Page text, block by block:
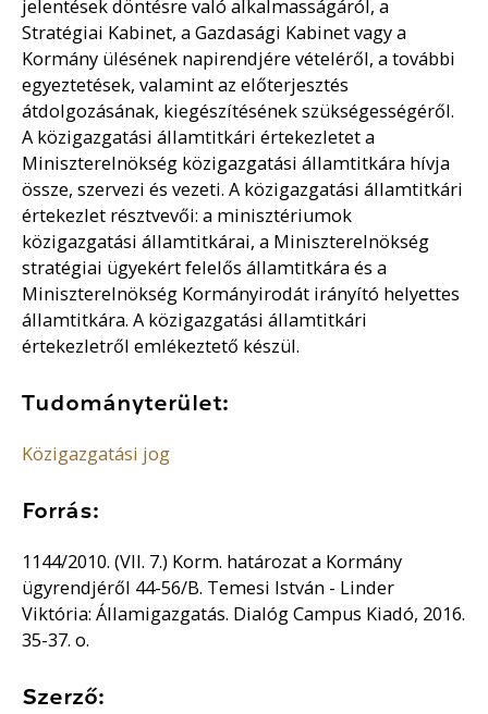
jelentések döntésre való alkalmasságáról, a
Stratégiai Kabinet, a Gazdasági Kabinet vagy a
Kormány ülésének napirendjére vételéről, a további
egyeztetések, valamint az előterjesztés
átdolgozásának, kiegészítésének szükségességéről.
A közigazgatási államtitkári értekezletet a
Miniszterelnökség közigazgatási államtitkára hívja
össze, szervezi és vezeti. A közigazgatási államtitkári
értekezlet résztvevői: a minisztériumok
közigazgatási államtitkárai, a Miniszterelnökség
stratégiai ügyekért felelős államtitkára és a
Miniszterelnökség Kormányirodát irányító helyettes
államtitkára. A közigazgatási államtitkári
értekezletről emlékeztető készül.
Tudományterület:
Közigazgatási jog
Forrás:
1144/2010. (VII. 7.) Korm. határozat a Kormány
ügyrendjéről 44-56/B. Temesi István - Linder
Viktória: Államigazgatás. Dialóg Campus Kiadó, 2016.
35-37. o.
Szerző: